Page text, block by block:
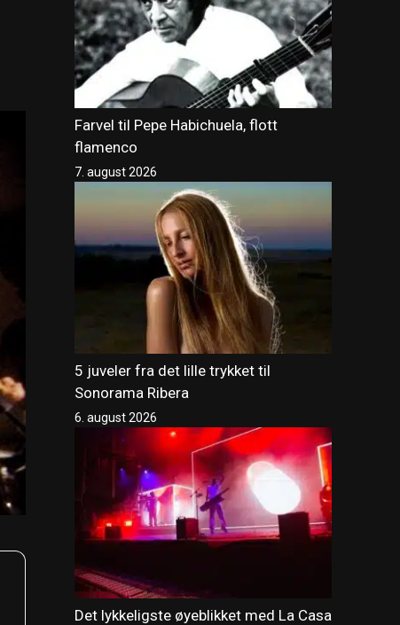
Farvel til Pepe Habichuela, flott
flamenco
7. august 2026
5 juveler fra det lille trykket til
Sonorama Ribera
6. august 2026
Det lykkeligste øyeblikket med La Casa